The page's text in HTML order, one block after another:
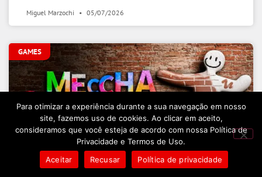
Miguel Marzochi 05/07/2026
GAMES
Para otimizar a experiência durante a sua navegação em nosso
site, fazemos uso de cookies. Ao clicar em aceito,
consideramos que você esteja de acordo com nossa Política de
Privacidade e Termos de Uso.
Aceitar
Recusar Política de privacidade